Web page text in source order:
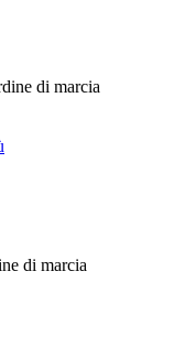
di marcia
di marcia